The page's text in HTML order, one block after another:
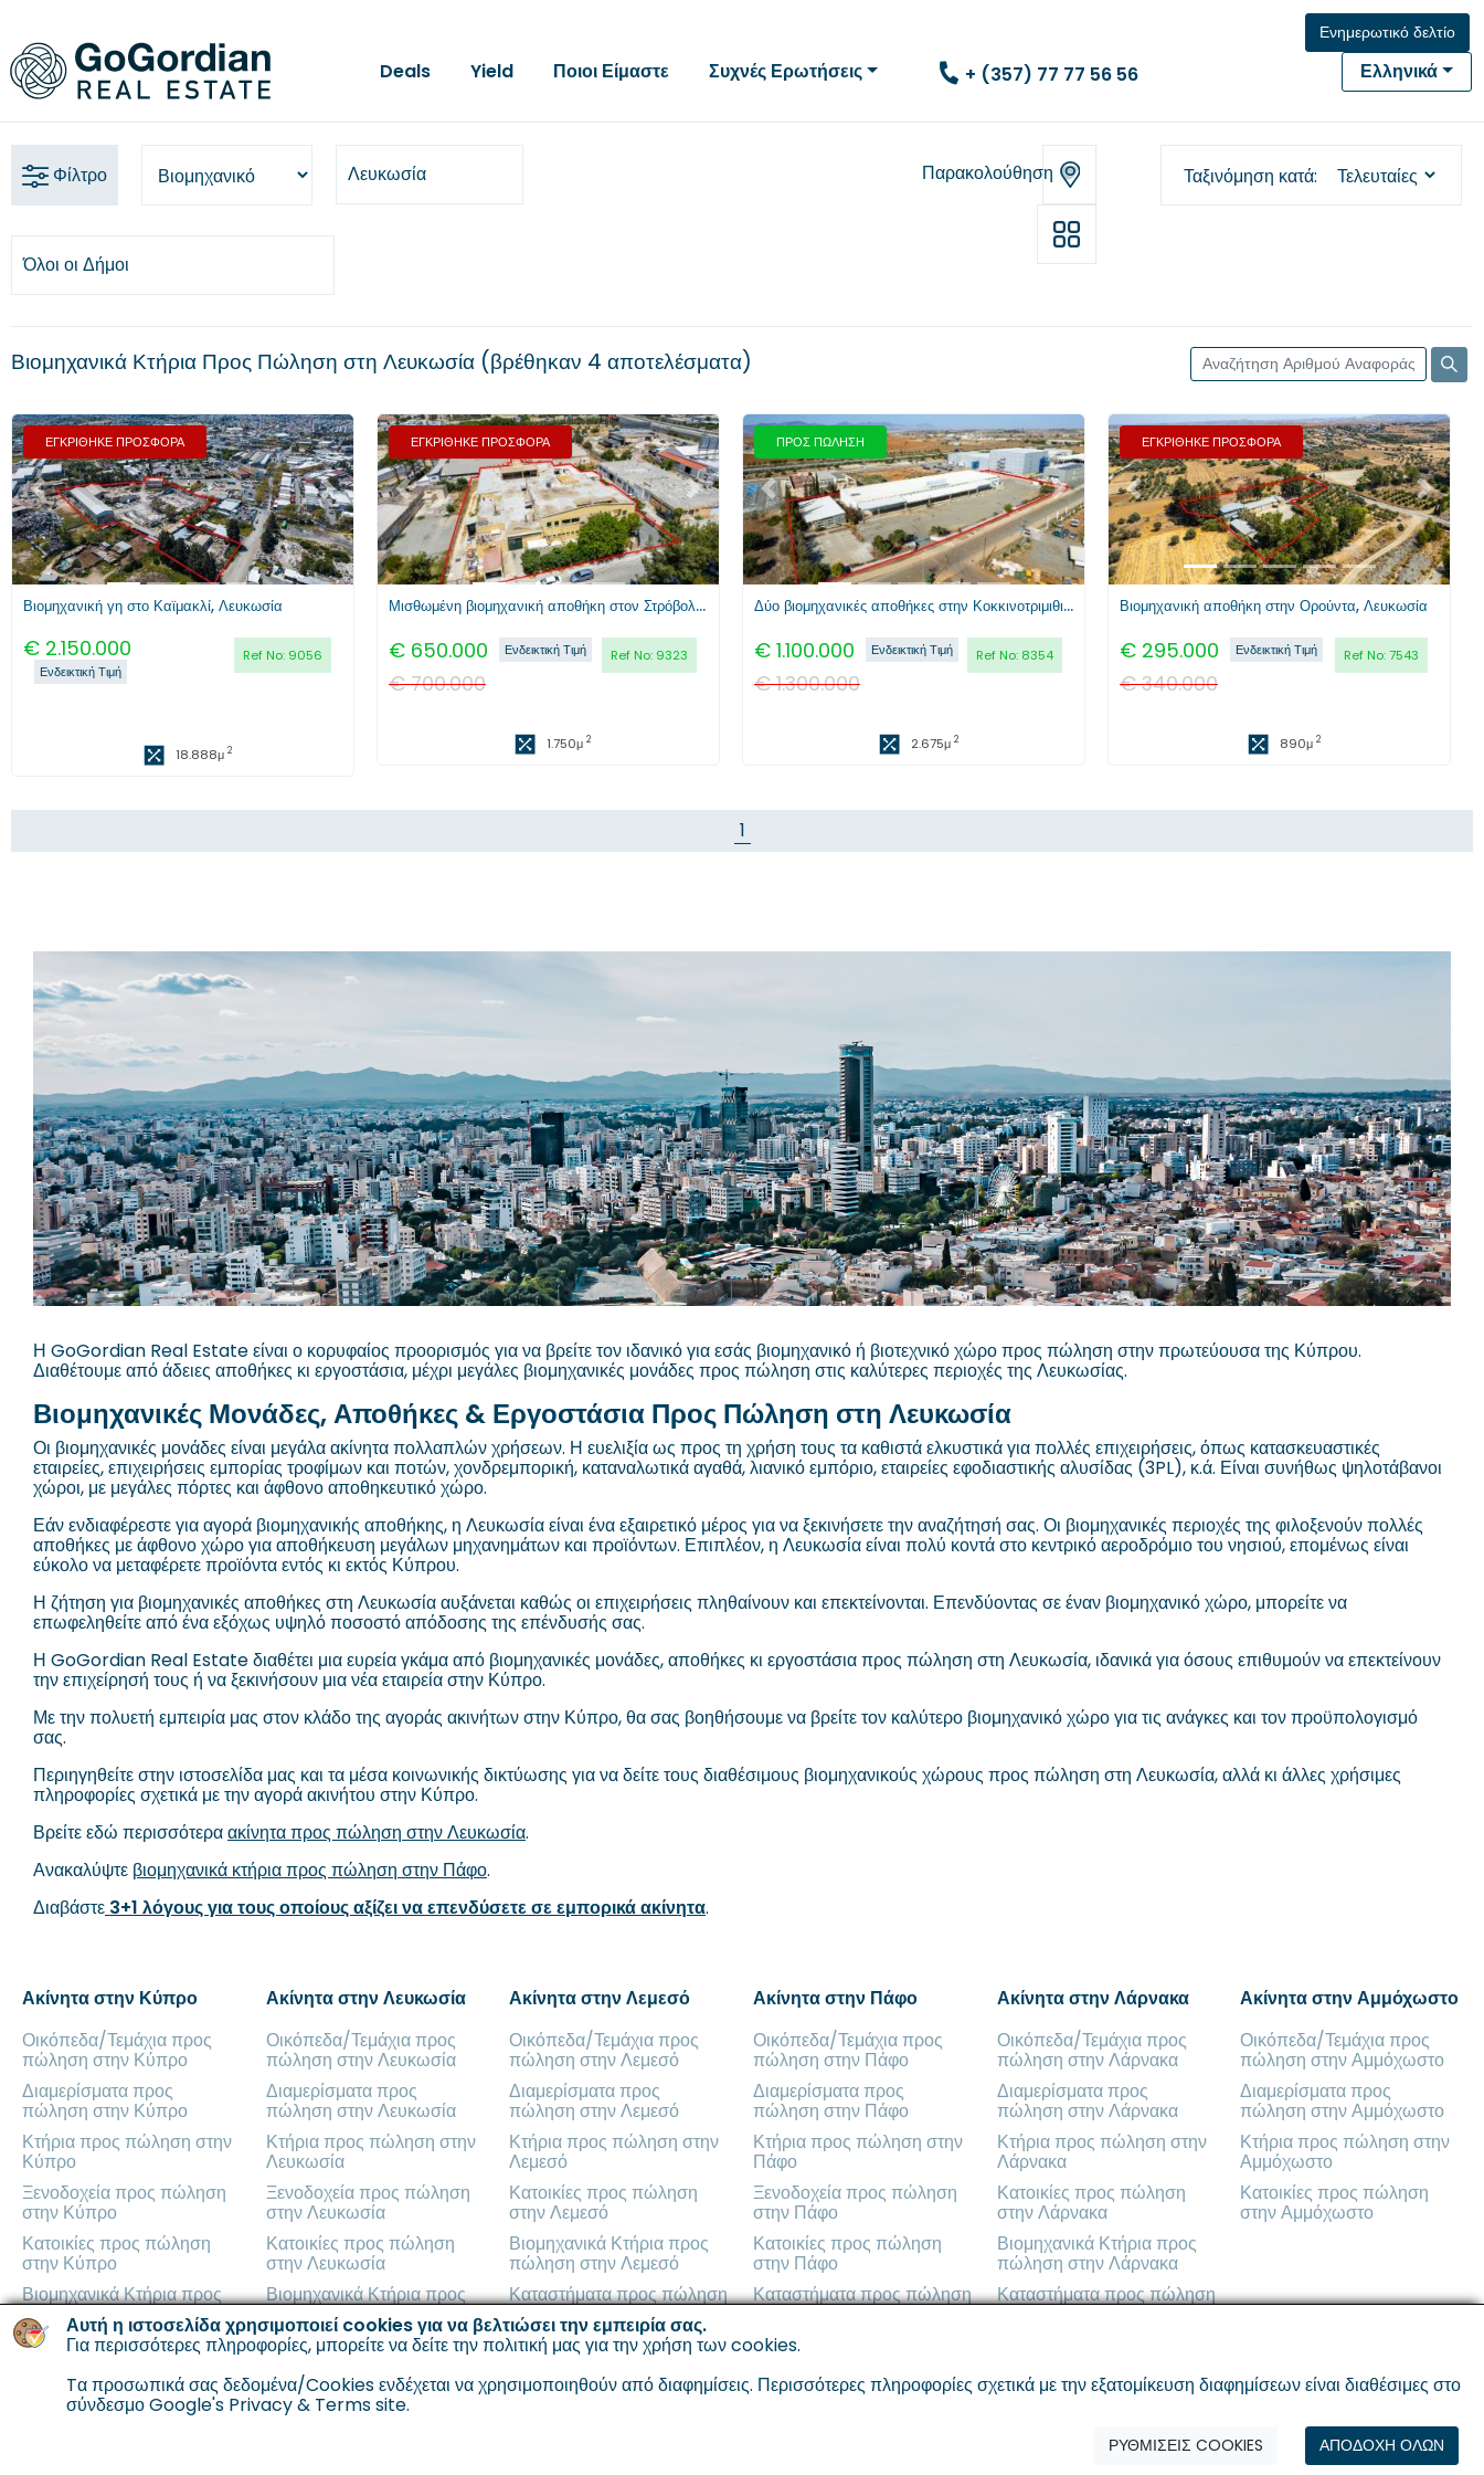
Αυτή η ιστοσελίδα χρησιμοποιεί cookies για να βελτιώσει την εμπειρία σας.
Για περισσότερες πληροφορίες, μπορείτε να δείτε τηνπολιτική μας για την χρήση των cookies.
Tα προσωπικά σας δεδομένα/Cookies ενδέχεται να χρησιμοποιηθούν από διαφημίσεις. Περισσότερες πληροφορίες σχετικά με την εξατομίκευση διαφημίσεων είναι διαθέσιμες στο
σύνδεσμοGoogle's Privacy & Terms site.
ΡΥΘΜΙΣΕΙΣ COOKIES ΑΠΟΔΟΧΗ ΟΛΩΝ
Deals Yield Ποιοι Είμαστε Συχνές Ερωτήσεις + (357) 77 77 56 56
Ενημερωτικό δελτίο
Ελληνικά
Φίλτρο Λευκωσία
Όλοι οι Δήμοι
Παρακολούθηση Ταξινόμηση κατά
Βιομηχανικά Κτήρια Προς Πώληση στη Λευκωσία βρέθηκαν 4 αποτελέσματα
ΕΓΚΡΙΘΗΚΕ ΠΡΟΣΦΟΡΑ
Προηγούμενο Επόμενο
Βιομηχανική γη στο Καϊμακλί, Λευκωσία
€ 2.150.000 Ref No: 9056
Ενδεικτική Τιμή
18.888μ 2
ΕΓΚΡΙΘΗΚΕ ΠΡΟΣΦΟΡΑ
Προηγούμενο Επόμενο
Μισθωμένη βιομηχανική αποθήκη στον Στρόβολο, Λευκωσία
€ 650.000 Ref No: 9323
Ενδεικτική Τιμή
€700.000
1.750μ 2
ΠΡΟΣ ΠΩΛΗΣΗ
Προηγούμενο Επόμενο
Δύο βιομηχανικές αποθήκες στην Κοκκινοτριμιθιά, Λευκωσίας
€ 1.100.000 Ref No: 8354
Ενδεικτική Τιμή
€1.300.000
2.675μ 2
ΕΓΚΡΙΘΗΚΕ ΠΡΟΣΦΟΡΑ
Προηγούμενο Επόμενο
Βιομηχανική αποθήκη στην Ορούντα, Λευκωσία
€ 295.000 Ref No:7543
Ενδεικτική Τιμή
€340.000
890μ 2
1
Η GoGordian Real Estate είναι ο κορυφαίος προορισμός για να βρείτε τον ιδανικό για εσάς βιομηχανικό ή βιοτεχνικό χώρο προς πώληση στην πρωτεύουσα της Κύπρου.
Διαθέτουμε από άδειες αποθήκες κι εργοστάσια, μέχρι μεγάλες βιομηχανικές μονάδες προς πώληση στις καλύτερες περιοχές της Λευκωσίας.
Βιομηχανικές Μονάδες, Αποθήκες & Εργοστάσια Προς Πώληση στη Λευκωσία
Οι βιομηχανικές μονάδες είναι μεγάλα ακίνητα πολλαπλών χρήσεων. Η ευελιξία ως προς τη χρήση τους τα καθιστά ελκυστικά για πολλές επιχειρήσεις, όπως κατασκευαστικές
εταιρείες, επιχειρήσεις εμπορίας τροφίμων και ποτών, χονδρεμπορική, καταναλωτικά αγαθά, λιανικό εμπόριο, εταιρείες εφοδιαστικής αλυσίδας (3PL), κ.ά. Είναι συνήθως ψηλοτάβανοι
χώροι, με μεγάλες πόρτες και άφθονο αποθηκευτικό χώρο.
Εάν ενδιαφέρεστε για αγορά βιομηχανικής αποθήκης, η Λευκωσία είναι ένα εξαιρετικό μέρος για να ξεκινήσετε την αναζήτησή σας. Οι βιομηχανικές περιοχές της φιλοξενούν πολλές
αποθήκες με άφθονο χώρο για αποθήκευση μεγάλων μηχανημάτων και προϊόντων. Επιπλέον, η Λευκωσία είναι πολύ κοντά στο κεντρικό αεροδρόμιο του νησιού, επομένως είναι
εύκολο να μεταφέρετε προϊόντα εντός κι εκτός Κύπρου.
Η ζήτηση για βιομηχανικές αποθήκες στη Λευκωσία αυξάνεται καθώς οι επιχειρήσεις πληθαίνουν και επεκτείνονται. Επενδύοντας σε έναν βιομηχανικό χώρο, μπορείτε να
επωφεληθείτε από ένα εξόχως υψηλό ποσοστό απόδοσης της επένδυσής σας.
Η GoGordian Real Estate διαθέτει μια ευρεία γκάμα από βιομηχανικές μονάδες, αποθήκες κι εργοστάσια προς πώληση στη Λευκωσία, ιδανικά για όσους επιθυμούν να επεκτείνουν
την επιχείρησή τους ή να ξεκινήσουν μια νέα εταιρεία στην Κύπρο.
Με την πολυετή εμπειρία μας στον κλάδο της αγοράς ακινήτων στην Κύπρο, θα σας βοηθήσουμε να βρείτε τον καλύτερο βιομηχανικό χώρο για τις ανάγκες και τον προϋπολογισμό
σας.
Περιηγηθείτε στην ιστοσελίδα μας και τα μέσα κοινωνικής δικτύωσης για να δείτε τους διαθέσιμους βιομηχανικούς χώρους προς πώληση στη Λευκωσία, αλλά κι άλλες χρήσιμες
πληροφορίες σχετικά με την αγορά ακινήτου στην Κύπρο.
Βρείτε εδώ περισσότεραακίνητα προς πώληση στην Λευκωσία.
Ανακαλύψτε βιομηχανικά κτήρια προς πώληση στην Πάφο.
Διαβάστε 3+1 λόγους για τους οποίους αξίζει να επενδύσετε σε εμπορικά ακίνητα.
Ακίνητα στην Κύπρο
Οικόπεδα/Τεμάχια προς
πώληση στην Κύπρο
Διαμερίσματα προς
πώληση στην Κύπρο
Κτήρια προς πώληση στην
Κύπρο
Ξενοδοχεία προς πώληση
στην Κύπρο
Κατοικίες προς πώληση
στην Κύπρο
Βιομηχανικά Κτήρια προς
πώληση στην Κύπρο
Γραφεία προς πώληση στην
Καταστήματα προς πώληση
στην Κύπρο
Ακίνητα στην Λευκωσία
Οικόπεδα/Τεμάχια προς
πώληση στην Λευκωσία
Διαμερίσματα προς
πώληση στην Λευκωσία
Κτήρια προς πώληση στην
Λευκωσία
Ξενοδοχεία προς πώληση
στην Λευκωσία
Κατοικίες προς πώληση
στην Λευκωσία
Βιομηχανικά Κτήρια προς
πώληση στην Λευκωσία
Γραφεία προς πώληση στην
Καταστήματα προς πώληση
στην Λευκωσία
Ακίνητα στην Λεμεσό
Οικόπεδα/Τεμάχια προς
πώληση στην Λεμεσό
Διαμερίσματα προς
πώληση στην Λεμεσό
Κτήρια προς πώληση στην
Λεμεσό
Κατοικίες προς πώληση
στην Λεμεσό
Βιομηχανικά Κτήρια προς
πώληση στην Λεμεσό
Καταστήματα προς πώληση
στην Λεμεσό
Ακίνητα στην Πάφο
Οικόπεδα/Τεμάχια προς
πώληση στην Πάφο
Διαμερίσματα προς
πώληση στην Πάφο
Κτήρια προς πώληση στην
Πάφο
Ξενοδοχεία προς πώληση
στην Πάφο
Κατοικίες προς πώληση
στην Πάφο
Καταστήματα προς πώληση
Ακίνητα στην Λάρνακα
Οικόπεδα/Τεμάχια προς
πώληση στην Λάρνακα
Διαμερίσματα προς
πώληση στην Λάρνακα
Κτήρια προς πώληση στην
Λάρνακα
Κατοικίες προς πώληση
στην Λάρνακα
Βιομηχανικά Κτήρια προς
πώληση στην Λάρνακα
Καταστήματα προς πώληση
Ακίνητα στην Αμμόχωστο
Οικόπεδα/Τεμάχια προς
πώληση στην Αμμόχωστο
Διαμερίσματα προς
πώληση στην Αμμόχωστο
Κτήρια προς πώληση στην
Αμμόχωστο
Κατοικίες προς πώληση
στην Αμμόχωστο